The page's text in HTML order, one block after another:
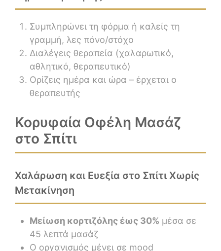
Συμπληρώνει τη φόρμα ή καλείς τη
γραμμή, λες πόνο/στόχο
Διαλέγεις θεραπεία (χαλαρωτικό,
αθλητικό, θεραπευτικό)
Ορίζεις ημέρα και ώρα – έρχεται ο
θεραπευτής
Κορυφαία Οφέλη Μασάζ
στο Σπίτι
Χαλάρωση και Ευεξία στο Σπίτι Χωρίς
Μετακίνηση
Μείωση κορτιζόλης έως 30% μέσα σε
45 λεπτά μασάζ
Ο οργανισμός μένει σε mood